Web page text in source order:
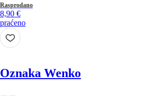
Rasprodano
8,90 €
praćeno
Oznaka Wenko